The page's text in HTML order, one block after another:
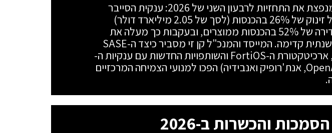
פורטינט מנפצת את התחזיות לרבעון השני של 2026: ענקית הסייבר
מדווחת על זינוק של 26% בהכנסות (לסך של 2.05 מיליארד דולר)
וצמיחה אדירה של 52% בהכנסות ממוצרים, ובעקבות כך מעלה את
התחזית השנתית קדימה. המייסד והמנכ"ל קן זי מסביר כיצד ה-SASE
Firewall, ארכיטקטורת ה-FortiOS והשותפויות החדשות עם ענקיות ה-
AI (בהן OpenAI, אנת'רופיק ואנבידיה) הפכו למנועי הצמיחה המרכזיים
והכשרות ב-2026